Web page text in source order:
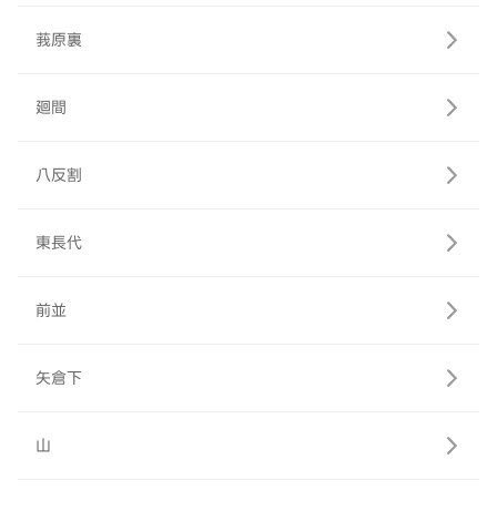
莪原裏
廻間
八反割
東長代
前並
矢倉下
山